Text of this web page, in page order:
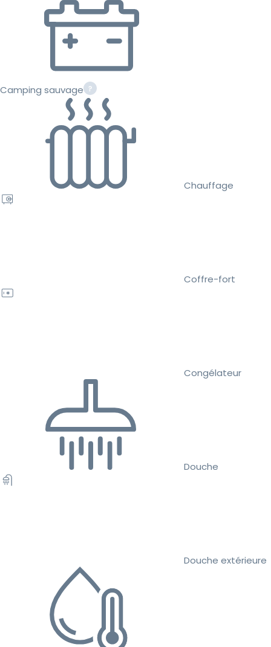
Camping sauvage
Chauffage
Coffre-fort
Congélateur
Douche
Douche extérieure